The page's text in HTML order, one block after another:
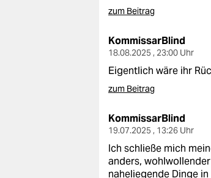
zum Beitrag
KommissarBlind
18.08.2025 , 23:00 Uhr
Eigentlich wäre ihr
zum Beitrag
KommissarBlind
19.07.2025 , 13:26 Uhr
Ich schließe mich
anders,
naheliegende Dinge